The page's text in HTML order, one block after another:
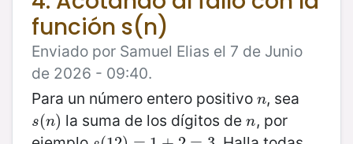
función s(n)
Enviado por Samuel Elias el 7 de Junio
de 2026 - 09:40.
Para un número entero positivo n
n, sea
s(n)
s(n) la suma de los dígitos den
n, por